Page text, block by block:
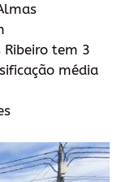
Ribeiro tem 3
média